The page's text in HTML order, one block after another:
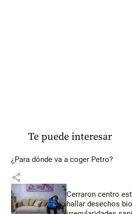
Te puede interesar
¿Para dónde va a coger Petro?
share
Cerraron centro
hallar desechos